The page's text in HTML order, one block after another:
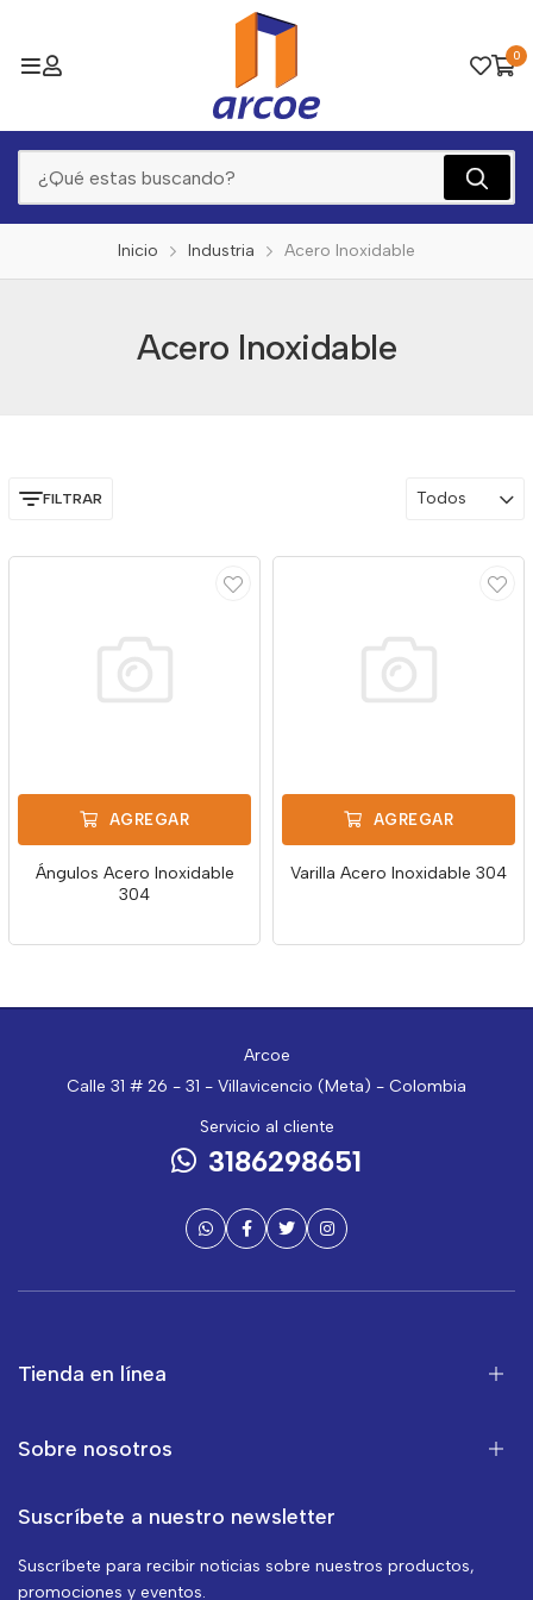
0
Inicio Industria Acero Inoxidable
Acero Inoxidable
FILTRAR Todos
AGREGAR
Ángulos Acero Inoxidable
304
AGREGAR
Varilla Acero Inoxidable 304
Arcoe
Calle 31 # 26 - 31 - Villavicencio (Meta) - Colombia
Servicio al cliente
3186298651
Tienda en línea
Sobre nosotros
Suscríbete a nuestro newsletter
Suscríbete para recibir noticias sobre nuestros productos,
promociones y eventos.